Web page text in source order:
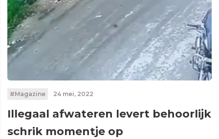
#Magazine 24 mei, 2022
Illegaal afwateren levert behoorlijk
schrik momentje op